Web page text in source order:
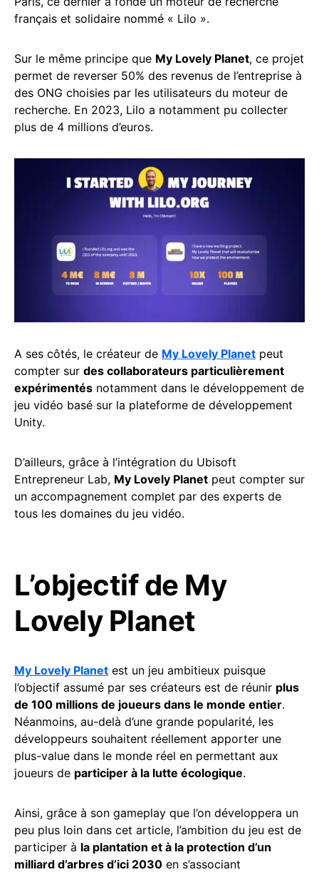
français et solidaire nommé « Lilo ».
Sur le même principe que My Lovely Planet, ce projet
permet de reverser 50% des revenus de l’entreprise à
des ONG choisies par les utilisateurs du moteur de
recherche. En 2023, Lilo a notamment pu collecter
plus de 4 millions d’euros.
A ses côtés, le créateur de My Lovely Planet peut
compter sur des collaborateurs particulièrement
expérimentés notamment dans le développement de
jeu vidéo basé sur la plateforme de développement
Unity.
D’ailleurs, grâce à l’intégration du Ubisoft
Entrepreneur Lab, My Lovely Planet peut compter sur
un accompagnement complet par des experts de
tous les domaines du jeu vidéo.
L’objectif de My
Lovely Planet
My Lovely Planet est un jeu ambitieux puisque
l’objectif assumé par ses créateurs est de réunir plus
de 100 millions de joueurs dans le monde entier.
Néanmoins, au-delà d’une grande popularité, les
développeurs souhaitent réellement apporter une
plus-value dans le monde réel en permettant aux
joueurs de participer à la lutte écologique.
Ainsi, grâce à son gameplay que l’on développera un
peu plus loin dans cet article, l’ambition du jeu est de
participer à la plantation et à la protection d’un
milliard d’arbres d’ici 2030 en s’associant